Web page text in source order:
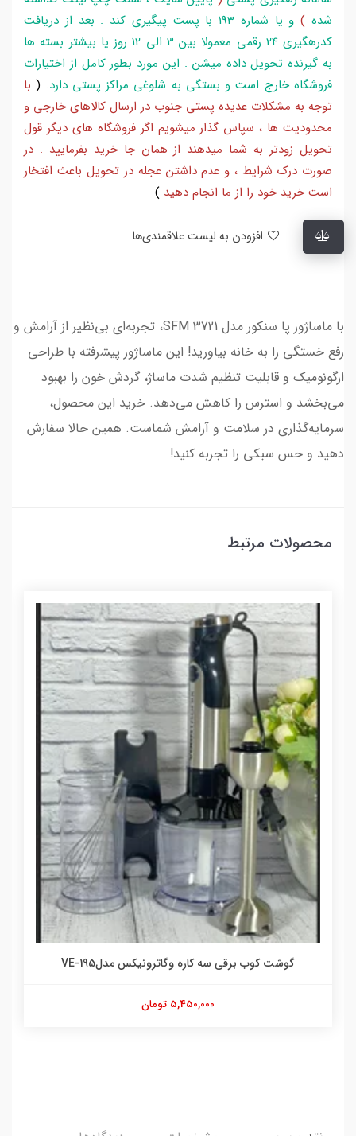
شده )
و یا شماره 193 با پست پیگیری کند . بعد از دریافت
کدرهگیری 24 رقمی معمولا بین 3 الی 12 روز یا بیشتر بسته ها
به گیرنده تحویل داده میشن . این مورد بطور کامل از اختیارات
فروشگاه خارج است و بستگی به شلوغی مراکز پستی دارد.
(با
توجه به مشکلات عدیده پستی جنوب در ارسال کالاهای خارجی و
محدودیت ها ، سپاس گذار میشویم اگر فروشگاه های دیگر قول
تحویل زودتر به شما میدهند از همان جا خرید بفرمایید . در
صورت درک شرایط ، و عدم داشتن عجله در تحویل باعث افتخار
است خرید خود را از ما انجام دهید )
با ماساژور پا سنکور مدل SFM 3721، تجربه‌ای بی‌نظیر از آرامش و
رفع خستگی را به خانه بیاورید! این ماساژور پیشرفته با طراحی
ارگونومیک و قابلیت تنظیم شدت ماساژ، گردش خون را بهبود
می‌بخشد و استرس را کاهش می‌دهد. خرید این محصول،
سرمایه‌گذاری در سلامت و آرامش شماست. همین حالا سفارش
دهید و حس سبکی را تجربه کنید!
محصولات مرتبط
گوشت کوب برقی سه کاره وگاترونیکس مدلVE-195
5,450,000 تومان